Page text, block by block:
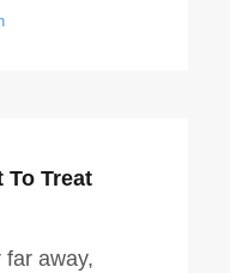
To Treat
far away,